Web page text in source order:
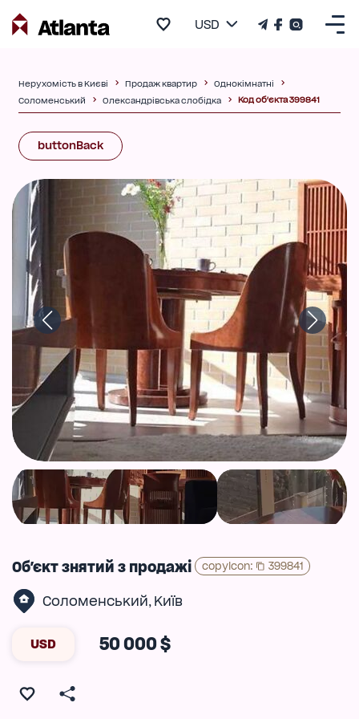
USD
Нерухомість в Києві Продаж квартир
Однокімнатні
Соломенський
Олександрівська слобідка Код об'єкта 399841
buttonBack
Об'єкт знятий з продажі copyIcon: 399841
Соломенський, Київ
USD 50 000 $